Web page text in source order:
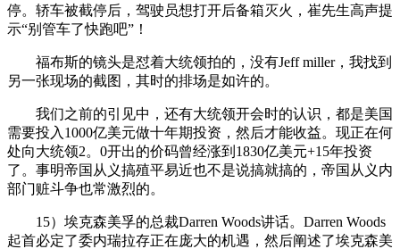
停。轿车被截停后，驾驶员想打开后备箱灭火，崔先生高声提
示“别管车了快跑吧”！
福布斯的镜头是怼着大统领拍的，没有Jeff miller，我找到
另一张现场的截图，其时的排场是如许的。
我们之前的引见中，还有大统领开会时的认识，都是美国
需要投入1000亿美元做十年期投资，然后才能收益。现正在何
处向大统领2。0开出的价码曾经涨到1830亿美元+15年投资
了。事明帝国从义搞殖平易近也不是说搞就搞的，帝国从义内
部门赃斗争也常激烈的。
15）埃克森美孚的总裁Darren Woods讲话。Darren Woods
起首必定了委内瑞拉存正在庞大的机遇，然后阐述了埃克森美